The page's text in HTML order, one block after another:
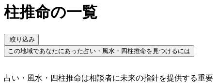
柱推命の一覧
絞り込み
この地域であなたにあった占い・風水・四柱推命を見つけるには
占い・風水・四柱推命は相談者に未来の指針を提供する重要